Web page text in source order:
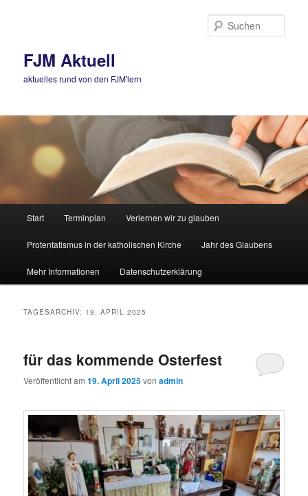
FJM Aktuell
aktuelles rund von den FJM'lern
Start Terminplan Verlernen wir zu glauben
Protentatismus in der katholischen Kirche Jahr des Glaubens
Mehr Informationen Datenschutzerklärung
TAGESARCHIV: 19. APRIL 2025
für das kommende Osterfest
Veröffentlicht am19. April 2025vonadmin